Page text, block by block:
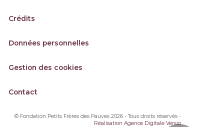
Crédits
Données personnelles
Gestion des cookies
Contact
© Fondation Petits Frères des Pauves 2026 - Tous droits réservés -
Réalisation Agence Digitale Versio